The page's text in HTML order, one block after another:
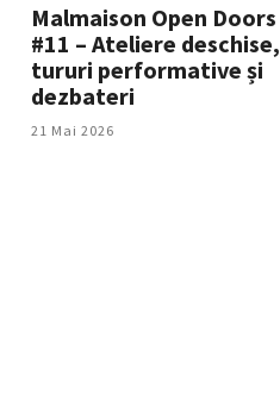
Malmaison Open Doors
#11 – Ateliere deschise,
tururi performative și
dezbateri
21 Mai 2026